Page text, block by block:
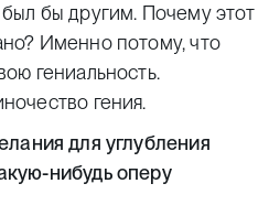
бы другим. Почему этот
Именно потому, что
гениальность.
гения.
для углубления
нибудь оперу